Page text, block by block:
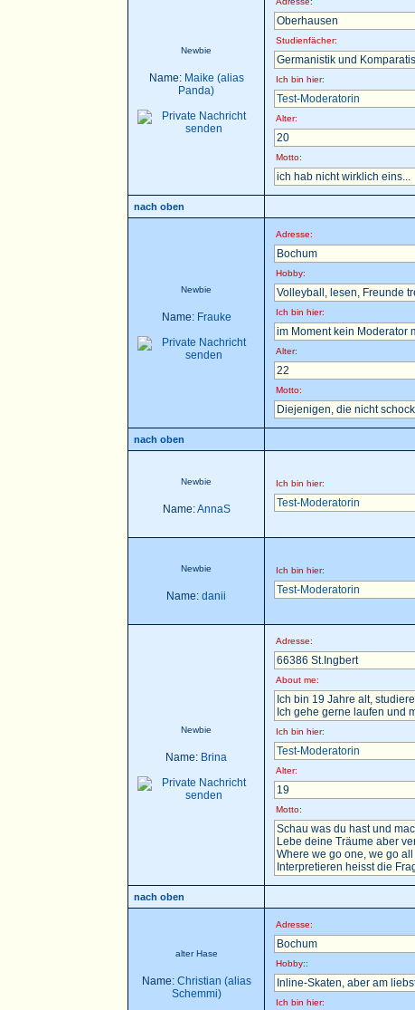
Newbie
Name: Maike (alias
Panda)
Oberhausen
Studienfächer:
Germanistik und
Ich bin hier:
Test-Moderatorin
Alter:
20
Motto:
ich hab nicht wirklich eins...
nach oben
Newbie
Name: Frauke
Adresse:
Bochum
Hobby:
Volleyball, lesen, Freunde
Ich bin hier:
im Moment kein Moderator
Alter:
22
Motto:
Diejenigen, die nicht
nach oben
Newbie
Name:AnnaS
Ich bin hier:
Test-Moderatorin
Newbie
Name: danii
Ich bin hier:
Test-Moderatorin
Newbie
Name: Brina
Adresse:
66386 St.Ingbert
About me:
Ich bin 19 Jahre alt,
Ich gehe gerne laufen und
Ich bin hier:
Test-Moderatorin
Alter:
19
Motto:
Schau was du hast und
Lebe deine Träume aber
Where we go one, we go all
Interpretieren heisst die
nach oben
alter Hase
Name: Christian (alias
Schemmi)
Adresse:
Bochum
Hobby::
Inline-Skaten, aber am
Ich bin hier: